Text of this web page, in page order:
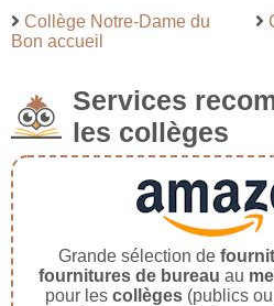
Collège Notre-Dame du
Bon accueil
Services
les collèges
Grande sélection de
fournitures de bureau au
pour les collèges (publics